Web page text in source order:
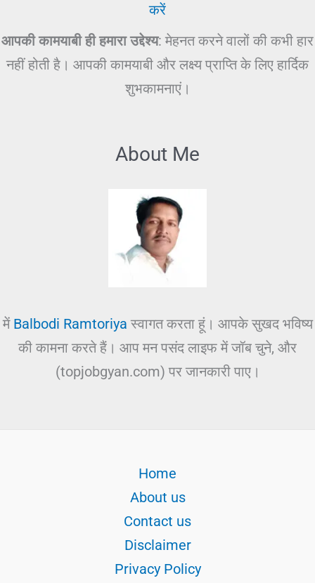
करें
आपकी कामयाबी ही हमारा उद्देश्य: मेहनत करने वालों की कभी हार
नहीं होती है। आपकी कामयाबी और लक्ष्य प्राप्ति के लिए हार्दिक
शुभकामनाएं।
About Me
में Balbodi Ramtoriya स्वागत करता हूं। आपके सुखद भविष्य
की कामना करते हैं। आप मन पसंद लाइफ में जॉब चुने, और
(topjobgyan.com) पर जानकारी पाए।
Home
About us
Contact us
Disclaimer
Privacy Policy